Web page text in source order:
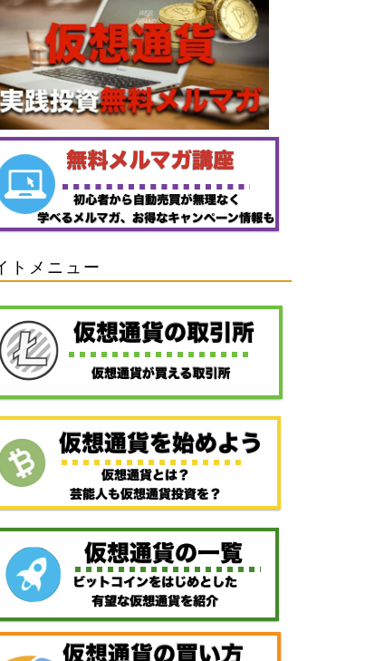
海外】MEXC〜海外仮想通貨取引
の使い方と取引方法について
2022年12月12日
ンダーネットワークは、
とSolanaでNFT事
展開へ
2021年12月24日
想通貨の取引所
トメニュー